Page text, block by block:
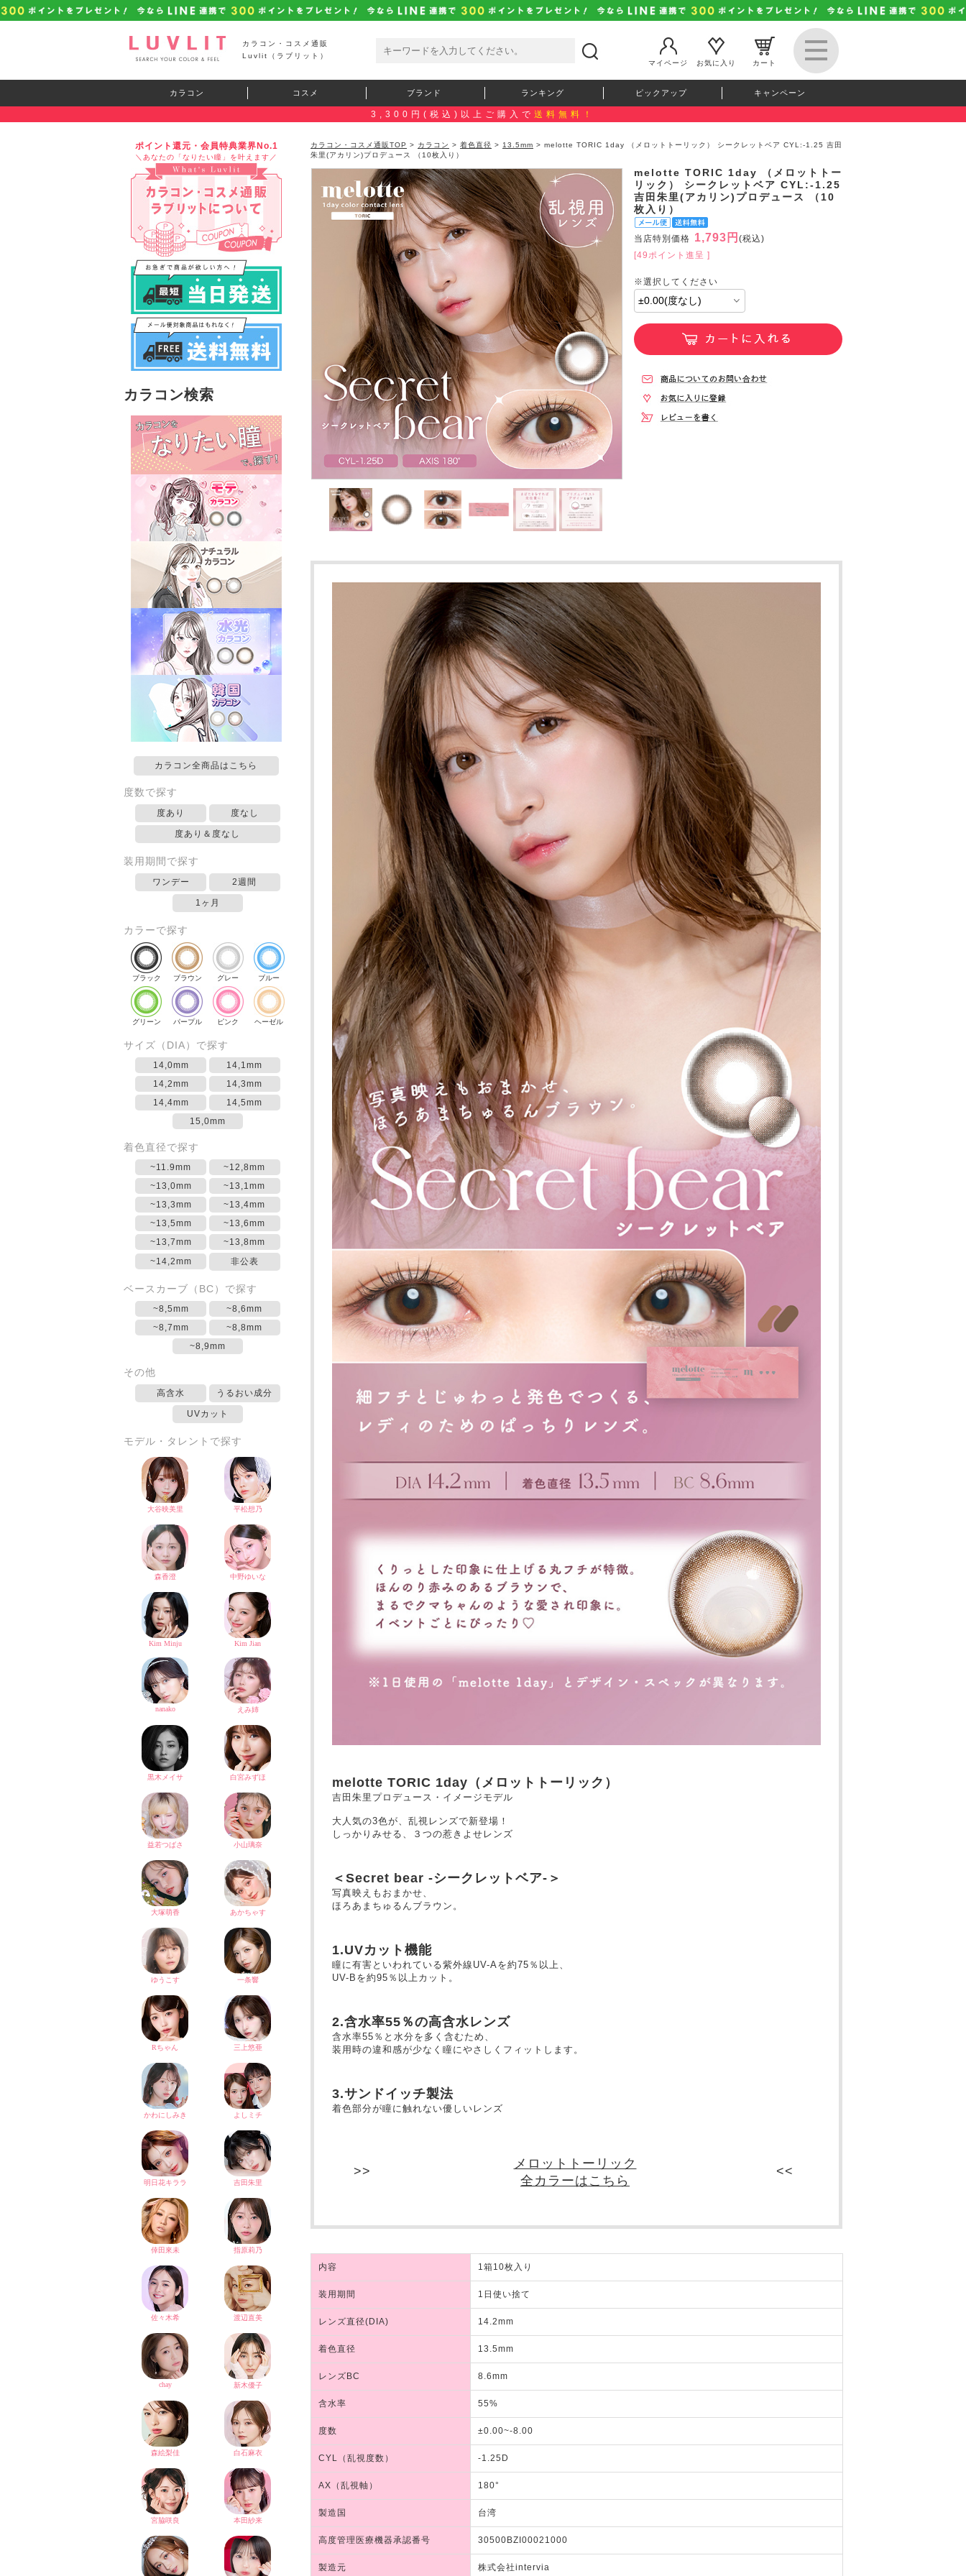
カラコン・コスメ通販
Luvlit（ラブリット）
マイページ
お気に入り カート
カラコン コスメ ブランド ランキング ピックアップ キャンペーン
3,300円(税込)以上ご購入で 送料無料！
ポイント還元・会員特典業界No.1
＼あなたの「なりたい瞳」を叶えます／
カラコン検索
カラコン全商品はこちら
度数で探す
度あり 度なし
度あり＆度なし
装用期間で探す
ワンデー 2週間
1ヶ月
カラーで探す
ブラック ブラウン グレー ブルー
グリーン パープル ピンク ヘーゼル
サイズ（DIA）で探す
14,0mm
14,1mm
14,2mm
14,3mm
14,4mm
14,5mm
15,0mm
着色直径で探す
~11.9mm
~12,8mm
~13,0mm
~13,1mm
~13,3mm
~13,4mm
~13,5mm
~13,6mm
~13,7mm
~13,8mm
~14,2mm
非公表
ベースカーブ（BC）で探す
~8,5mm
~8,6mm
~8,7mm
~8,8mm
~8,9mm
その他
高含水 うるおい成分
UVカット
モデル・タレントで探す
カラコン・コスメ通販TOP > カラコン > 着色直径 > 13.5mm > melotte TORIC 1day （メロットトーリック） シークレットベア CYL:-1.25 吉田
朱里(アカリン)プロデュース （10枚入り）
melotte TORIC 1day （メロットトー
リック） シークレットベア CYL:-1.25
吉田朱里(アカリン)プロデュース （10
枚入り）
当店特別価格 1,793円 (税込)
[49ポイント進呈 ]
melotte TORIC 1day（メロットトーリック）
吉田朱里プロデュース・イメージモデル
大人気の3色が、乱視レンズで新登場！
しっかりみせる、３つの惹きよせレンズ
＜Secret bear -シークレットベア-＞
写真映えもおまかせ、
ほろあまちゅるんブラウン。
1.UVカット機能
瞳に有害といわれている紫外線UV-Aを約75％以上、
UV-Bを約95％以上カット。
2.含水率55％の高含水レンズ
含水率55％と水分を多く含むため、
装用時の違和感が少なく瞳にやさしくフィットします。
3.サンドイッチ製法
着色部分が瞳に触れない優しいレンズ
メロットトーリック
全カラーはこちら
内容 1箱10枚入り
装用期間 1日使い捨て
レンズ直径(DIA) 14.2mm
着色直径 13.5mm
レンズBC 8.6mm
含水率 55%
度数 ±0.00~-8.00
CYL（乱視度数） -1.25D
AX（乱視軸） 180°
製造国 台湾
高度管理医療機器承認番号 30500BZI00021000
製造元 株式会社intervia